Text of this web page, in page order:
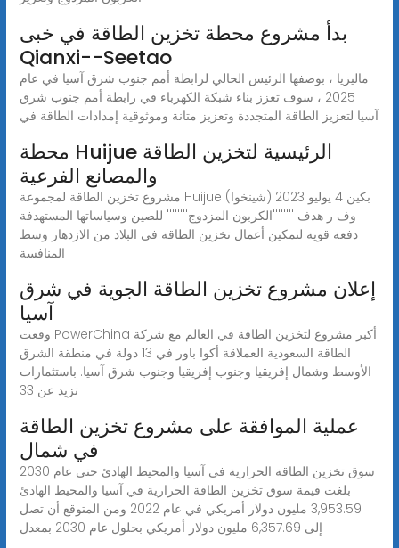
بدأ مشروع محطة تخزين الطاقة في خبى
Qianxi--Seetao
ماليزيا ، بوصفها الرئيس الحالي لرابطة أمم جنوب شرق آسيا في عام
2025 ، سوف تعزز بناء شبكة الكهرباء في رابطة أمم جنوب شرق
آسيا لتعزيز الطاقة المتجددة وتعزيز متانة وموثوقية إمدادات الطاقة في
محطة Huijue الرئيسية لتخزين الطاقة
والمصانع الفرعية
مشروع تخزين الطاقة لمجموعة Huijue بكين 4 يوليو 2023 (شينخوا)
وف ر هدف ''''''''الكربون المزدوج'''''''' للصين وسياساتها المستهدفة
دفعة قوية لتمكين أعمال تخزين الطاقة في البلاد من الازدهار وسط
المنافسة
إعلان مشروع تخزين الطاقة الجوية في شرق
آسيا
وقعت PowerChina أكبر مشروع لتخزين الطاقة في العالم مع شركة
الطاقة السعودية العملاقة أكوا باور في 13 دولة في منطقة الشرق
الأوسط وشمال إفريقيا وجنوب إفريقيا وجنوب شرق آسيا. باستثمارات
تزيد عن 33
عملية الموافقة على مشروع تخزين الطاقة
في شمال
سوق تخزين الطاقة الحرارية في آسيا والمحيط الهادئ حتى عام 2030
بلغت قيمة سوق تخزين الطاقة الحرارية في آسيا والمحيط الهادئ
3,953.59 مليون دولار أمريكي في عام 2022 ومن المتوقع أن تصل
إلى 6,357.69 مليون دولار أمريكي بحلول عام 2030 بمعدل